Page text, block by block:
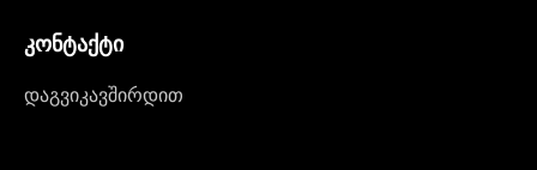
კონტაქტი
დაგვიკავშირდით